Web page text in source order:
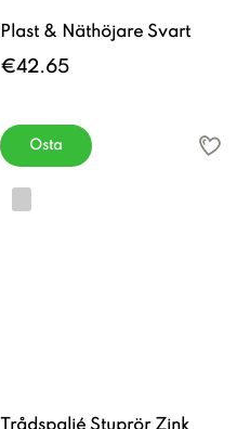
Plast & Näthöjare Svart
€42.65
Osta